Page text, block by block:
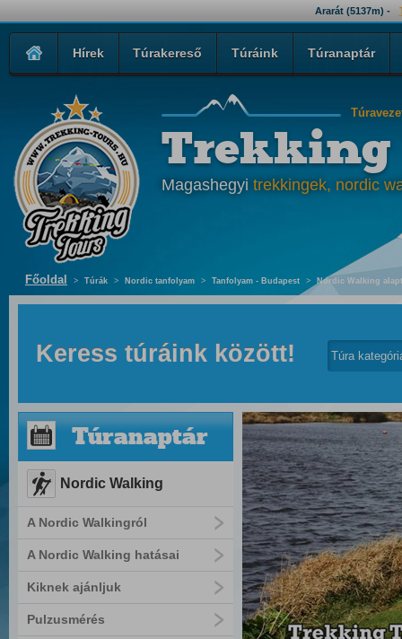
Ararát (5137m) -
Hírek Túrakereső Túráink Túranaptár
Trekking
Magashegyi trekkingek, nordic
Főoldal > Túrák > Nordic tanfolyam > Tanfolyam - Budapest > Nordic Walking
Keress túráink között!
Túranaptár
Nordic Walking
A Nordic Walkingról
A Nordic Walking hatásai
Kiknek ajánljuk
Pulzusmérés